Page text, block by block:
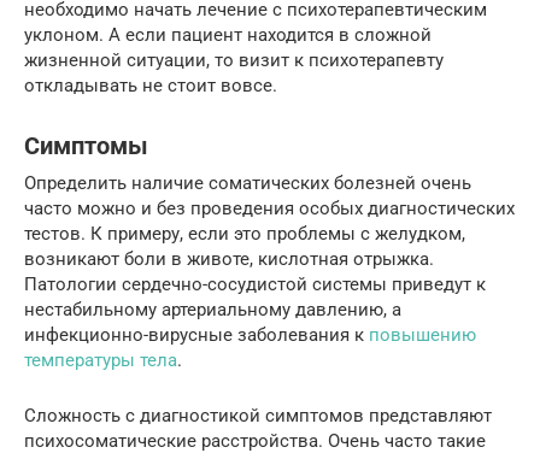
необходимо начать лечение с психотерапевтическим
уклоном. А если пациент находится в сложной
жизненной ситуации, то визит к психотерапевту
откладывать не стоит вовсе.
Симптомы
Определить наличие соматических болезней очень
часто можно и без проведения особых диагностических
тестов. К примеру, если это проблемы с желудком,
возникают боли в животе, кислотная отрыжка.
Патологии сердечно-сосудистой системы приведут к
нестабильному артериальному давлению, а
инфекционно-вирусные заболевания к повышению
температуры тела.
Сложность с диагностикой симптомов представляют
психосоматические расстройства. Очень часто такие